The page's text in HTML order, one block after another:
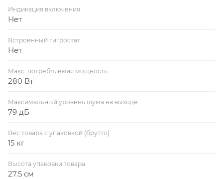
Индикация включения
Нет
Встроенный гигростат
Нет
Макс. потребляемая мощность
280 Вт
Максимальный уровень шума на выходе
79 дБ
Вес товара с упаковкой (брутто)
15 кг
Высота упаковки товара
27.5 см